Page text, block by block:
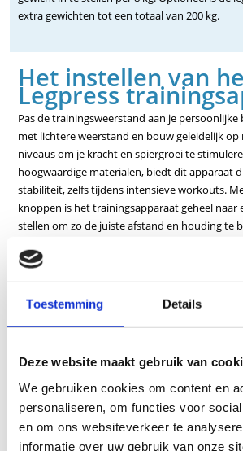
Toestemming Details
Deze website maakt gebruik van
We gebruiken cookies om content en
personaliseren, om functies voor
en om ons websiteverkeer te
informatie over uw gebruik van onze
extra gewichten tot een totaal van 200 kg.
Het instellen van
Legpress
Pas de trainingsweerstand aan je persoonlijke
met lichtere weerstand en bouw geleidelijk op
niveaus om je kracht en spiergroei te
hoogwaardige materialen, biedt dit apparaat
stabiliteit, zelfs tijdens intensieve workouts.
knoppen is het trainingsapparaat geheel naar
stellen om zo de juiste afstand en houding te
Kenmerken
Inclusief bewegingsbegrenzers en
Speciale geluidsreducerende elementen
Eenvoudige instelling van de startpositie
Pneumatische veerondersteunde
zit
Tot bijna liggende en in hoek verstelbare